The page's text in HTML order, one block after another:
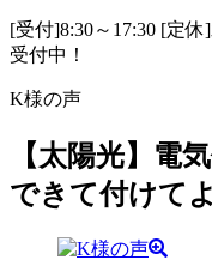
[受付]8:30～17:30 [定休
受付中！
K様の声
【太陽光】電
できて付けて